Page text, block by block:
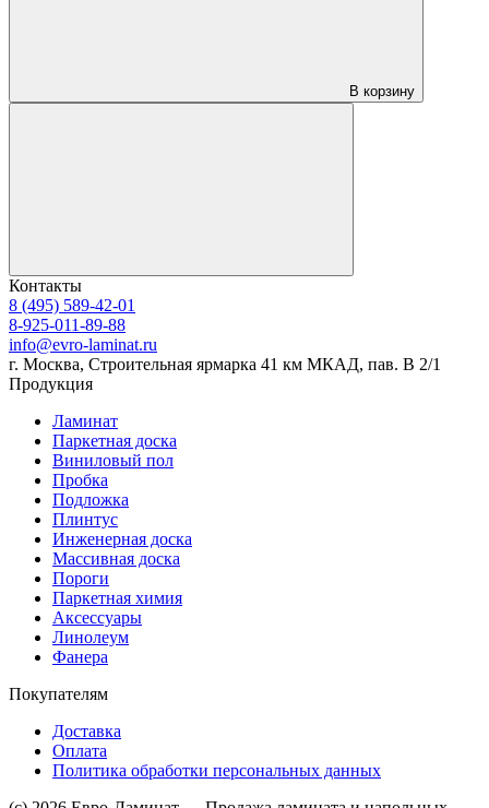
В корзину
Контакты
8 (495) 589-42-01
8-925-011-89-88
info@evro-laminat.ru
г. Москва, Строительная ярмарка 41 км МКАД, пав. В 2/1
Продукция
Ламинат
Паркетная доска
Виниловый пол
Пробка
Подложка
Плинтус
Инженерная доска
Массивная доска
Пороги
Паркетная химия
Аксессуары
Линолеум
Фанера
Покупателям
Доставка
Оплата
Политика обработки персональных данных